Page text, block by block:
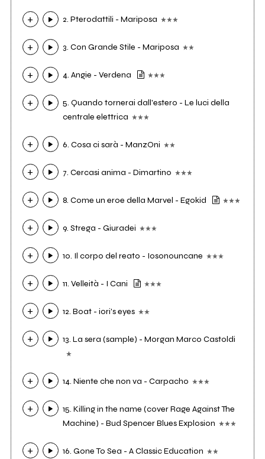
2. Pterodattili - Mariposa
3. Con Grande Stile - Mariposa
4. Angie - Verdena
5. Quando tornerai dall'estero - Le luci della
centrale elettrica
6. Cosa ci sarà - ManzOni
7. Cercasi anima - Dimartino
8. Come un eroe della Marvel - Egokid
9. Strega - Giuradei
10. Il corpo del reato - Iosonouncane
11. Velleità - I Cani
12. Boat - iori's eyes
13. La sera (sample) - Morgan Marco Castoldi
14. Niente che non va - Carpacho
15. Killing in the name (cover Rage Against The
Machine) - Bud Spencer Blues Explosion
16. Gone To Sea - A Classic Education